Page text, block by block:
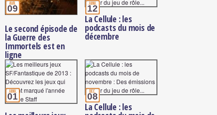
avr.
09
Le second épisode de
la Guerre des
Immortels est en
ligne
janv.
12
La Cellule : les
podcasts du mois de
décembre
janv.
01 déc.
08
La Cellule : les